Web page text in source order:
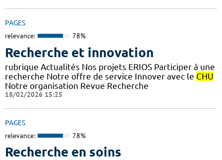
PAGES
relevance: 78%
Recherche et innovation
rubrique Actualités Nos projets ERIOS Participer à une
recherche Notre offre de service Innover avec le CHU
Notre organisation Revue Recherche
18/02/2026 15:25
PAGES
relevance: 78%
Recherche en soins